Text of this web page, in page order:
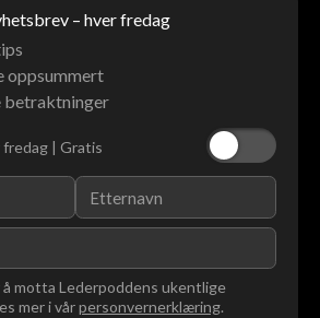
– hver fredag
oppsummert
betraktninger
| Gratis
å motta Lederpoddens ukentlige
mer i vårpersonvernerklæring.